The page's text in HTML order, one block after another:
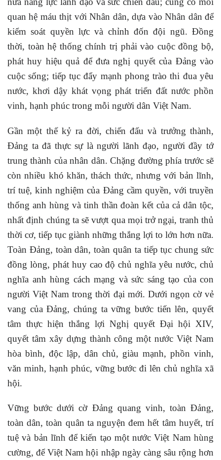
quan hệ máu thịt với Nhân dân, dựa vào Nhân dân để
kiểm soát quyền lực và chỉnh đốn đội ngũ. Đồng
thời, toàn hệ thống chính trị phải vào cuộc đồng bộ,
phát huy hiệu quả để đưa nghị quyết của Đảng vào
cuộc sống; tiếp tục đẩy mạnh phong trào thi đua yêu
nước, khơi dậy khát vọng phát triển đất nước phồn
vinh, hạnh phúc trong mỗi người dân Việt Nam.
Gần một thế kỷ ra đời, chiến đấu và trưởng thành,
Đảng ta đã thực sự là người lãnh đạo, người đầy tớ
trung thành của nhân dân. Chặng đường phía trước sẽ
còn nhiều khó khăn, thách thức, nhưng với bản lĩnh,
trí tuệ, kinh nghiệm của Đảng cầm quyền, với truyền
thống anh hùng và tinh thần đoàn kết của cả dân tộc,
nhất định chúng ta sẽ vượt qua mọi trở ngại, tranh thủ
thời cơ, tiếp tục giành những thắng lợi to lớn hơn nữa.
Toàn Đảng, toàn dân, toàn quân ta tiếp tục chung sức
đồng lòng, phát huy cao độ chủ nghĩa yêu nước, chủ
nghĩa anh hùng cách mạng và sức sáng tạo của con
người Việt Nam trong thời đại mới. Dưới ngọn cờ vẻ
vang của Đảng, chúng ta vững bước tiến lên, quyết
tâm thực hiện thắng lợi Nghị quyết Đại hội XIV,
quyết tâm xây dựng thành công một nước Việt Nam
hòa bình, độc lập, dân chủ, giàu mạnh, phồn vinh,
văn minh, hạnh phúc, vững bước đi lên chủ nghĩa xã
hội.
Vững bước dưới cờ Đảng quang vinh, toàn Đảng,
toàn dân, toàn quân ta nguyện đem hết tâm huyết, trí
tuệ và bản lĩnh để kiến tạo một nước Việt Nam hùng
cường, để Việt Nam hội nhập ngày càng sâu rộng hơn